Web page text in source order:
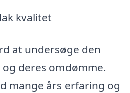
kvalitet
at undersøge den
deres omdømme.
mange års erfaring og